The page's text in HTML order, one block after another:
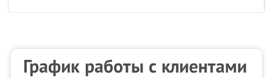
График работы с клиентами